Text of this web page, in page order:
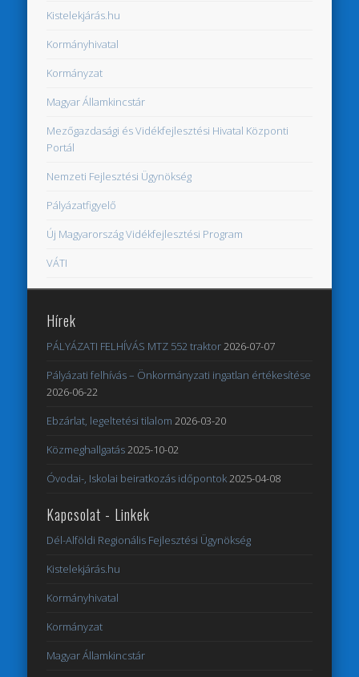
Kistelekjárás.hu
Kormányhivatal
Kormányzat
Magyar Államkincstár
Mezőgazdasági és Vidékfejlesztési Hivatal Központi
Portál
Nemzeti Fejlesztési Ügynökség
Pályázatfigyelő
Új Magyarország Vidékfejlesztési Program
VÁTI
Hírek
PÁLYÁZATI FELHÍVÁS MTZ 552 traktor2026-07-07
Pályázati felhívás – Önkormányzati ingatlan értékesítése
2026-06-22
Ebzárlat, legeltetési tilalom 2026-03-20
Közmeghallgatás2025-10-02
Óvodai-, Iskolai beiratkozás időpontok2025-04-08
Kapcsolat - Linkek
Dél-Alföldi Regionális Fejlesztési Ügynökség
Kistelekjárás.hu
Kormányhivatal
Kormányzat
Magyar Államkincstár